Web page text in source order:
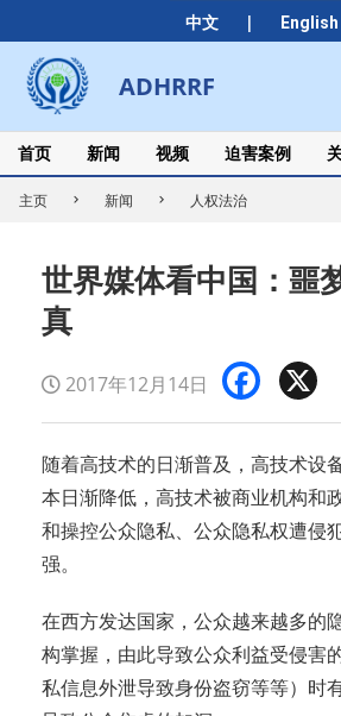
中文 | English
to
content
ADHRRF
Secondary
Navigation
Menu
首页 新闻 视频 迫害案例
主页 新闻 人权法治
世界媒体看中国：噩
真
2017年12月14日 Facebook
随着高技术的日渐普及，高技术设
本日渐降低，高技术被商业机构和
和操控公众隐私、公众隐私权遭侵
强。
在西方发达国家，公众越来越多的
构掌握，由此导致公众利益受侵害
私信息外泄导致身份盗窃等等）时